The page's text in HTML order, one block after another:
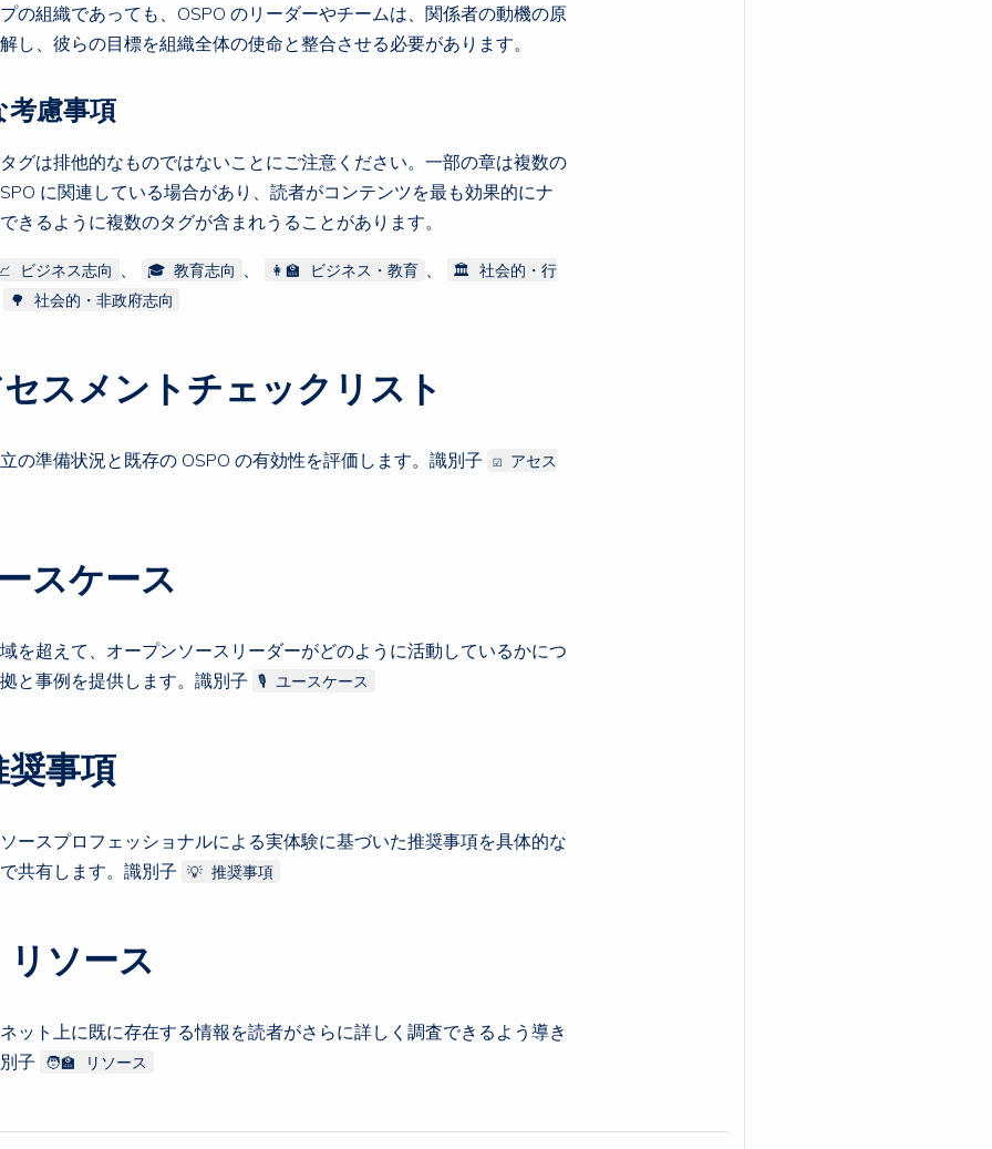
の組織であっても、OSPO のリーダーやチームは、関係者の動機の原
し、彼らの目標を組織全体の使命と整合させる必要があります。
考慮事項
グは排他的なものではないことにご注意ください。一部の章は複数の
に関連している場合があり、読者がコンテンツを最も効果的にナ
きるように複数のタグが含まれうることがあります。
ビジネス志向 、 🎓 教育志向 、 👩‍🏫 ビジネス・教育 、 🏛 社会的・行
🌳 社会的・非政府志向
スメントチェックリスト
の準備状況と既存の OSPO の有効性を評価します。識別子 ☑️ アセス
スケース
を超えて、オープンソースリーダーがどのように活動しているかにつ
と事例を提供します。識別子
🎙 ユースケース
事項
ースプロフェッショナルによる実体験に基づいた推奨事項を具体的な
共有します。識別子
💡 推奨事項
ソース
ット上に既に存在する情報を読者がさらに詳しく調査できるよう導き
子
🧑‍🏫 リソース